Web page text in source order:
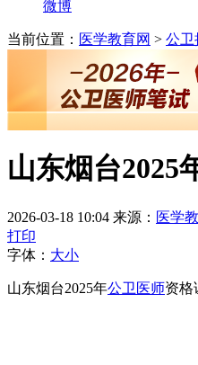
微博
当前位置： 医学教育网 > 公卫
山东烟台2025
2026-03-18 10:04 来源： 医学
打印
字体： 大小
山东烟台2025年公卫医师资格